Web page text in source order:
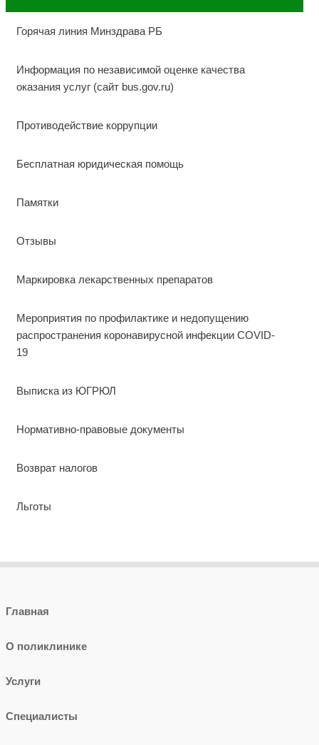
Горячая линия Минздрава РБ
Информация по независимой оценке качества
оказания услуг (сайт bus.gov.ru)
Противодействие коррупции
Бесплатная юридическая помощь
Памятки
Отзывы
Маркировка лекарственных препаратов
Мероприятия по профилактике и недопущению
распространения коронавирусной инфекции COVID-
19
Выписка из ЮГРЮЛ
Нормативно-правовые документы
Возврат налогов
Льготы
Главная
О поликлинике
Услуги
Специалисты